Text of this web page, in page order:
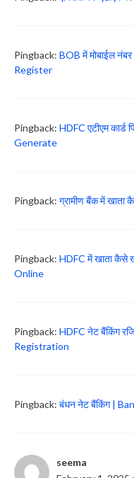
Pingback: BOB में मोबाईल
Register
Pingback: HDFC एटीएम
Generate
Pingback: ग्रामीण बैंक में
Pingback: HDFC में खाता
Online
Pingback: HDFC नेट बैंकिंग
Registration
Pingback: बंधन नेट बैंकिंग |
seema